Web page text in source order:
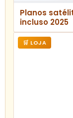
Planos
incluso 2025
🛒 LOJA